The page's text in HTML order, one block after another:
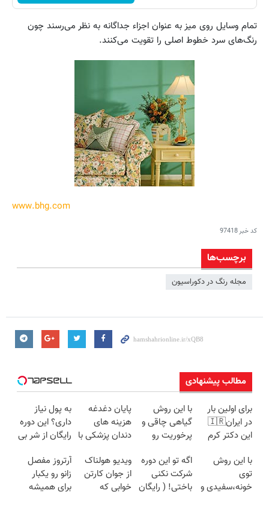
تمام وسایل روی میز به عنوان اجزاء جداگانه به نظر می‌رسند چون
رنگ‌های سرد خطوط اصلی را تقویت می‌کنند.
www.bhg.com
کد خبر97418
برچسب‌ها
مجله رنگ در دکوراسیون
مطالب پیشنهادی
برای اولین بار
در ایران🇮🇷
این دکتر کرم
روزه ساخت!
با این روش
گیاهی چاقی و
پرخوریت رو
پایان دغدغه
هزینه های
دندان پزشکی با
کننده خانگی
به پول نیاز
داری؟ این دوره
رایگان از شر بی
میکنه
با این روش
توی
خونه،سفیدی و
اگه تو این دوره
شرکت نکنی
باختی! ( رایگان
ویدیو هولناک
از جوان کارتن
خوابی که
آرتروز مفصل
زانو رو یکبار
برای همیشه